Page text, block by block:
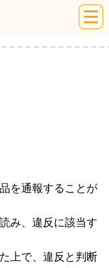
本ひろば
を通報することが
み、違反に該当す
上で、違反と判断